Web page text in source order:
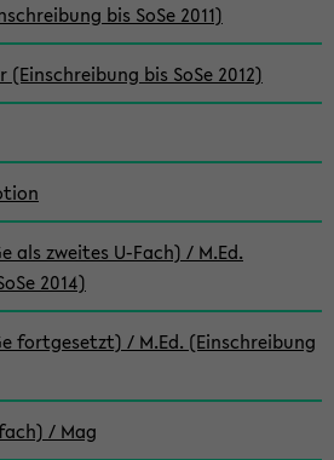
bis SoSe 2011)
bis SoSe 2012)
als zweites U-Fach) / M.Ed.
2014)
fortgesetzt) / M.Ed. (Einschreibung
/ Mag